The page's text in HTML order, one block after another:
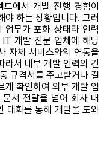
에서 개발 진행 경험이
야 하는 상황입니다. 그러
업무가 포화 상태라 인력
개발 전문 업체에 해당
자체 서비스와의 연동을
라서 내부 개발 인력의 긴
규격서를 주고받거나 결
게 확인하여 외부 개발 업
서 전달을 넘어 회사 내
대화를 통해 개발을 도와